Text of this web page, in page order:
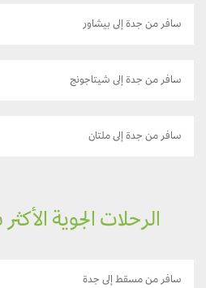
سافر من جدة إلى بيشاور
سافر من جدة إلى شيتاجونج
سافر من جدة إلى ملتان
الرحلات الجوية
سافر من مسقط إلى جدة